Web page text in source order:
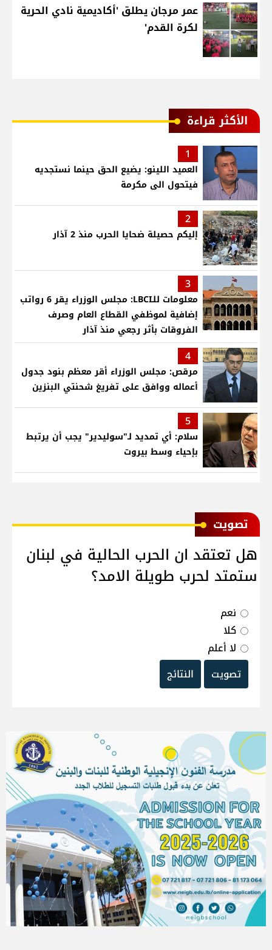
عمر مرجان يطلق 'أكاديمية نادي الحرية
لكرة القدم'
الأكثر قراءة
1
العميد اللينو: يضيع الحق حينما نستجديه
فيتحول الى مكرمة
2
إليكم حصيلة ضحايا الحرب منذ 2 آذار
3
معلومات للـLBCI: مجلس الوزراء يقر 6 رواتب
إضافية لموظفي القطاع العام وصرف
الفروقات بأثر رجعي منذ آذار
4
مرقص: مجلس الوزراء أقر معظم بنود جدول
أعماله ووافق على تفريغ شحنتي البنزين
5
سلام: أي تمديد لـ"سوليدير" يجب أن يرتبط
بإحياء وسط بيروت
ﺗﺼﻮﻳﺖ
هل تعتقد ان الحرب الحالية في لبنان
ستمتد لحرب طويلة الامد؟
نعم
كلا
لا أعلم
تصويت
النتائج